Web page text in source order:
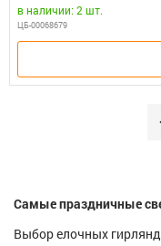
в наличии: 2 шт.
ЦБ-00068679
Самые праздничные
Выбор елочных гирлянд